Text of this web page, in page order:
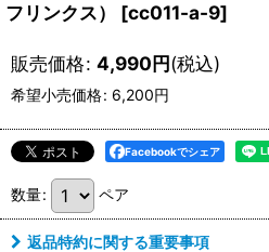
フリンクス）
[cc011-a-9]
販売価格: 4,990円(税込)
希望小売価格: 6,200円
Facebookでシェア
数量: ペア
返品特約に関する重要事項